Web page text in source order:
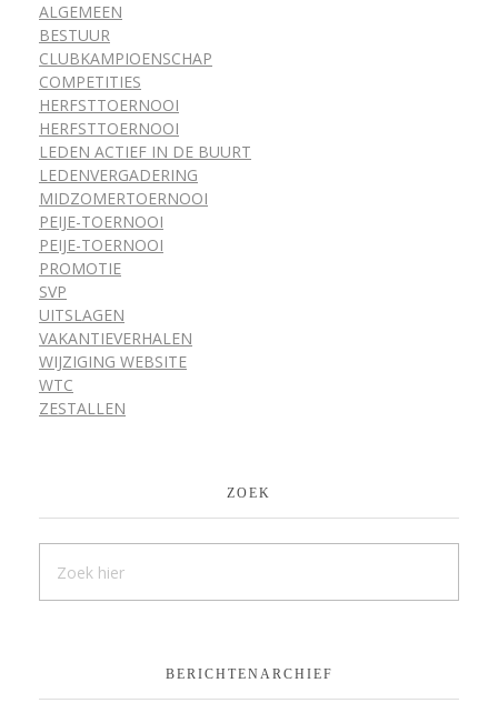
ALGEMEEN
BESTUUR
CLUBKAMPIOENSCHAP
COMPETITIES
HERFSTTOERNOOI
HERFSTTOERNOOI
LEDEN ACTIEF IN DE BUURT
LEDENVERGADERING
MIDZOMERTOERNOOI
PEIJE-TOERNOOI
PEIJE-TOERNOOI
PROMOTIE
SVP
UITSLAGEN
VAKANTIEVERHALEN
WIJZIGING WEBSITE
WTC
ZESTALLEN
ZOEK
BERICHTENARCHIEF